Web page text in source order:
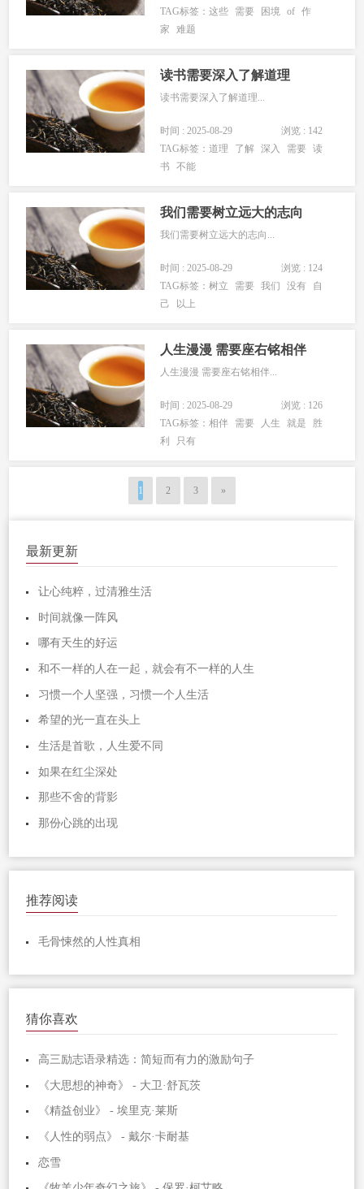
TAG标签：这些 需要 困境 of 作
家
难题
读书需要深入了解道理
读书需要深入了解道理...
时间 : 2025-08-29
浏览 : 142
TAG标签：道理 了解 深入 需要
读
书
不能
我们需要树立远大的志向
我们需要树立远大的志向...
时间 : 2025-08-29
浏览 : 124
TAG标签：树立 需要 我们 没有
自
己
以上
人生漫漫 需要座右铭相伴
人生漫漫 需要座右铭相伴...
时间 : 2025-08-29
浏览 : 126
TAG标签：相伴 需要 人生 就是
胜
利
只有
1 2 3 »
最新更新
让心纯粹，过清雅生活
时间就像一阵风
哪有天生的好运
和不一样的人在一起，就会有不一样的人生
习惯一个人坚强，习惯一个人生活
希望的光一直在头上
生活是首歌，人生爱不同
如果在红尘深处
那些不舍的背影
那份心跳的出现
推荐阅读
毛骨悚然的人性真相
猜你喜欢
高三励志语录精选：简短而有力的激励句子
《大思想的神奇》 - 大卫·舒瓦茨
《精益创业》 - 埃里克·莱斯
《人性的弱点》 - 戴尔·卡耐基
恋雪